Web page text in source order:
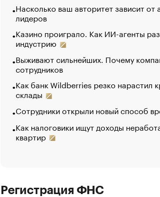
Насколько ваш авторитет зависит от
лидеров
Казино проиграло. Как ИИ-агенты
индустрию
Выживают сильнейших. Почему
сотрудников
Как банк Wildberries резко нарастил
склады
Сотрудники открыли новый способ
Как налоговики ищут доходы
квартир
Регистрация ФНС